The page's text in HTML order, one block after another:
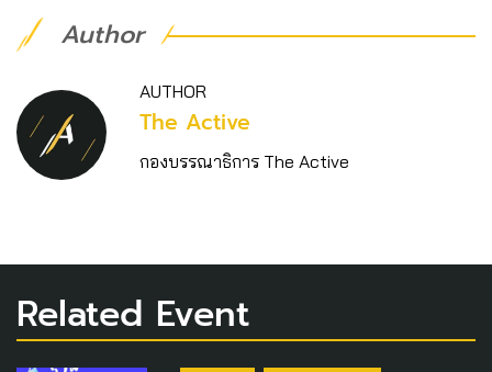
Author
AUTHOR
The Active
กองบรรณาธิการ The Active
Related Event